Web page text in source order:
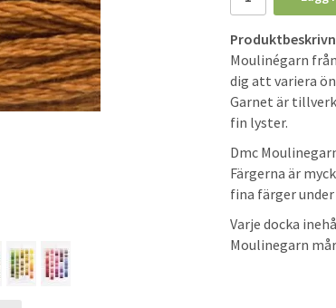
Moulinégarn
dig att variera
Garnet är
fin lyster.
Dmc
Färgerna är
fina färger
Varje docka
Moulinegarn